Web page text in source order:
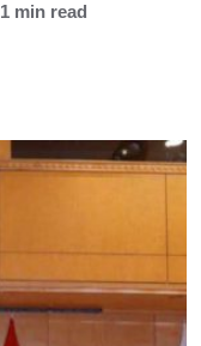
1 min read